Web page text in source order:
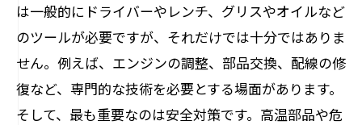
は一般的にドライバーやレンチ、グリスやオイルなど
のツールが必要ですが、それだけでは十分ではありま
せん。例えば、エンジンの調整、部品交換、配線の修
復など、専門的な技術を必要とする場面があります。
そして、最も重要なのは安全対策です。高温部品や危